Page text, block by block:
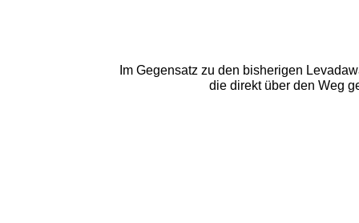
Im Gegensatz zu den bisherigen
die direkt über den Weg